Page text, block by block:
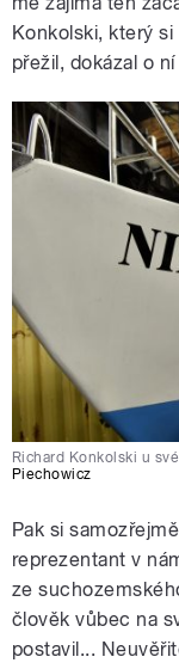
Konkolski, který
přežil, dokázal o
Richard Konkolski u
Piechowicz
Pak si
reprezentant v
ze
člověk vůbec na
postavil...